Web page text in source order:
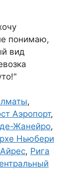
понимаю,
вид
,
Аэропорт,
Жанейро,
Ньюбери
, Рига